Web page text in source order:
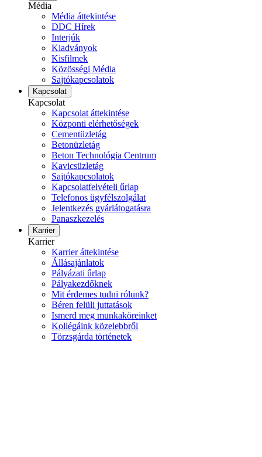
Média
Média áttekintése
DDC Hírek
Interjúk
Kiadványok
Kisfilmek
Közösségi Média
Sajtókapcsolatok
Kapcsolat
Kapcsolat
Kapcsolat áttekintése
Központi elérhetőségek
Cementüzletág
Betonüzletág
Beton Technológia Centrum
Kavicsüzletág
Sajtókapcsolatok
Kapcsolatfelvételi űrlap
Telefonos ügyfélszolgálat
Jelentkezés gyárlátogatásra
Panaszkezelés
Karrier
Karrier
Karrier áttekintése
Állásajánlatok
Pályázati űrlap
Pályakezdőknek
Mit érdemes tudni rólunk?
Béren felüli juttatások
Ismerd meg munkaköreinket
Kollégáink közelebbről
Törzsgárda történetek